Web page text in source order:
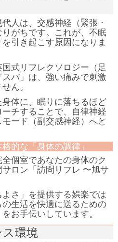
人は、交感神経（緊張・
がちです。これが、不眠
引き起こす原因になりま
式リフレクソロジー（足
スパ」は、強い痛みで刺激
ん。
体に、眠りに落ちるほど
チすることで、自律神経
ード（副交感神経）へと
的な「身体の調律」
個室であなたの身体のク
ロン「訪問リフレ 〜旭サ
さ」を提供する娯楽では
生活を快適に送るための
お手伝いしています。
環境